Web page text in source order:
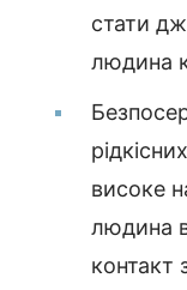
стати
людина
високе
людина
контакт